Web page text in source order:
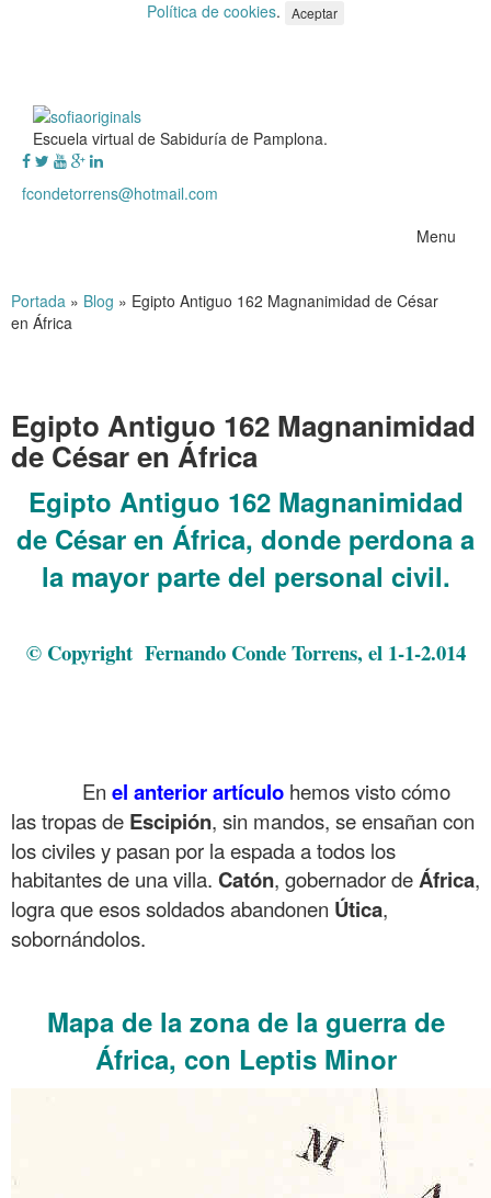
Política de cookies. Aceptar
Escuela virtual de Sabiduría de Pamplona.
fcondetorrens@hotmail.com
Menu
Portada » Blog » Egipto Antiguo 162 Magnanimidad de César
en África
Egipto Antiguo 162 Magnanimidad
de César en África
Egipto Antiguo 162 Magnanimidad
de César en África, donde perdona a
la mayor parte del personal civil.
© Copyright Fernando Conde Torrens, el 1-1-2.014
En el anterior artículo hemos visto cómo
las tropas de Escipión, sin mandos, se ensañan con
los civiles y pasan por la espada a todos los
habitantes de una villa. Catón, gobernador deÁfrica,
logra que esos soldados abandonen Útica,
sobornándolos.
Mapa de la zona de la guerra de
África, con Leptis Minor